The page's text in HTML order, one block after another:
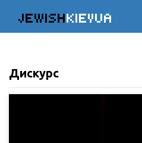
JEWISHKIEVUA
Дискурс